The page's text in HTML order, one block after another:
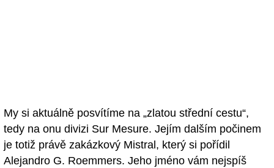
My si aktuálně posvítíme na „zlatou střední cestu“,
tedy na onu divizi Sur Mesure. Jejím dalším počinem
je totiž právě zakázkový Mistral, který si pořídil
Alejandro G. Roemmers. Jeho jméno vám nejspíš